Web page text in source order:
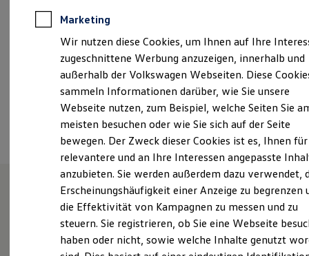
Reparatur & Service
Sommer-Special
Reparatur, Pflege & Inspektion
Servicetermin anfragen
Service-Vorteile bei Volkswagen Nutzfahrzeuge
ServicePlus
Economy Service
Räder & Reifen Service
Ersatzfahrzeuge
Notdienst und Pannenhilfe
Software, Konnektivität & Apps
California App
VW Connect für Ihren Transporter/Caravelle
VW Connect für Ihren Amarok
VW Connect für andere Modelle
Fleet Interface Data
Multistop Pathfinder
Übersicht Software Updates
info_25@gottfried-schultz.de
+49 2053 491200
Ansprechpartner
Termin vereinbaren
Herzlich willkommen bei
Gottfried Schultz Velbert
Marketing
Wir nutzen diese Cookies, um Ihnen auf Ihre
zugeschnittene Werbung anzuzeigen, innerhalb und
außerhalb der Volkswagen Webseiten. Diese
sammeln Informationen darüber, wie Sie unsere
Webseite nutzen, zum Beispiel, welche Seiten Sie
meisten besuchen oder wie Sie sich auf der Seite
bewegen. Der Zweck dieser Cookies ist es, Ihnen für
relevantere und an Ihre Interessen angepasste
anzubieten. Sie werden außerdem dazu verwendet,
Erscheinungshäufigkeit einer Anzeige zu begrenzen
die Effektivität von Kampagnen zu messen und zu
steuern. Sie registrieren, ob Sie eine Webseite
haben oder nicht, sowie welche Inhalte genutzt